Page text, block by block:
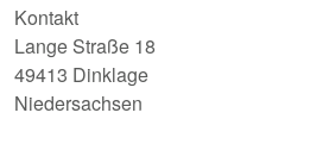
Kontakt
Lange Straße 18
49413 Dinklage
Niedersachsen